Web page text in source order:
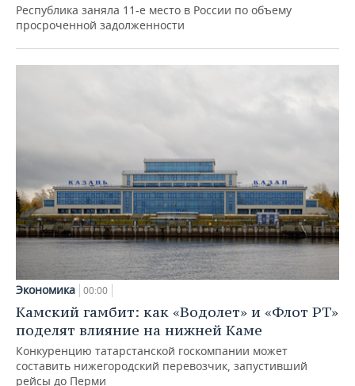
Республика заняла 11-е место в России по объему
просроченной задолженности
Экономика 00:00
Камский гамбит: как «Водолет» и «Флот РТ»
поделят влияние на нижней Каме
Конкуренцию татарстанской госкомпании может
составить нижегородский перевозчик, запустивший
рейсы до Перми